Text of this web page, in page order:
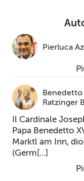
Pierluca
Ratzinger
Il Cardinale
Papa Benedetto
Marktl am Inn,
(Germ[...]